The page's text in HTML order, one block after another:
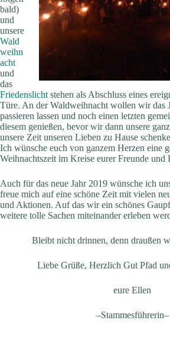
bald)
und
unsere
Wald
weihn
acht
und
das
Friedenslicht stehen als Abschluss eines
Türe. An der Waldweihnacht wollen wir das
passieren lassen und noch einen letzten
diesem genießen, bevor wir dann unsere
unsere Zeit unseren Lieben zu Hause
Ich wünsche euch von ganzem Herzen eine
Weihnachtszeit im Kreise eurer Freunde und
Auch für das neue Jahr 2019 wünsche ich
freue mich auf eine schöne Zeit mit vielen
und Aktionen. Auf das wir ein schönes
weitere tolle Sachen miteinander erleben
Bleibt nicht drinnen, denn draußen
Liebe Grüße, Herzlich Gut Pfad
eure Ellen
–Stammesführerin–